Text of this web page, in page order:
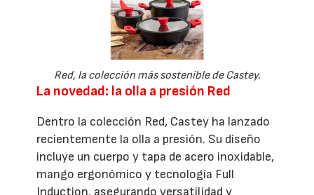
Red, la colección más sostenible de Castey.
La novedad: la olla a presión Red
Dentro la colección Red, Castey ha lanzado
recientemente la olla a presión. Su diseño
incluye un cuerpo y tapa de acero inoxidable,
mango ergonómico y tecnología Full
Induction, asegurando versatilidad y